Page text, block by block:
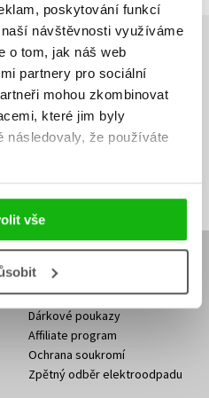
poskytování funkcí
návštěvnosti využíváme
o tom, jak náš web
partnery pro sociální
mohou zkombinovat
které jim byly
následovaly, že používáte
vše
první!
na jaké zboží je výhodná
k odběru našich e-
osobních údajů .
Knižní novinky
Dárkové poukazy
Affiliate program
Ochrana soukromí
Zpětný odběr elektroodpadu